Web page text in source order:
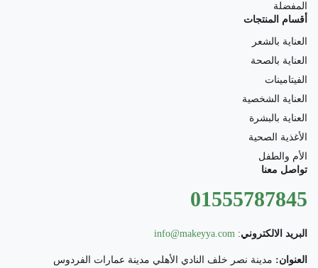
المفضلة
أقسام المنتجات
العناية بالشعر
العناية بالصحة
الفيتامينات
العناية الشخصية
العناية بالبشرة
الأغذية الصحية
الأم والطفل
تواصل معنا
01555787845
البريد الالكتروني:
info@makeyya.com
العنوان: مدينة نصر خلف النادي الأهلي مدينة عمارات الفردوس